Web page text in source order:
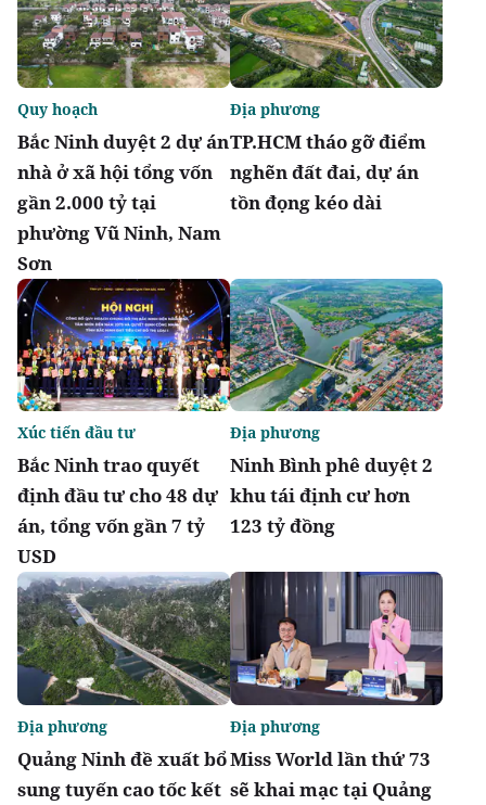
Bắc Ninh duyệt 2 dự án
nhà ở xã hội tổng vốn
gần 2.000 tỷ tại
phường Vũ Ninh, Nam
Sơn
Quy hoạch
TP.HCM tháo gỡ điểm
nghẽn đất đai, dự án
tồn đọng kéo dài
Địa phương
Bắc Ninh trao quyết
định đầu tư cho 48 dự
án, tổng vốn gần 7 tỷ
USD
Xúc tiến đầu tư
Ninh Bình phê duyệt 2
khu tái định cư hơn
123 tỷ đồng
Địa phương
Quảng Ninh đề xuất bổ
sung tuyến cao tốc kết
Địa phương
Miss World lần thứ 73
sẽ khai mạc tại Quảng
Địa phương